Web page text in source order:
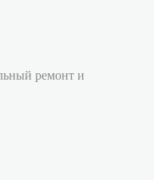
ремонт и